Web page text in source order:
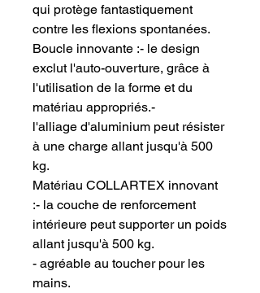
qui protège fantastiquement
contre les flexions spontanées.
Boucle innovante :- le design
exclut l'auto-ouverture, grâce à
l'utilisation de la forme et du
matériau appropriés.-
l'alliage d'aluminium peut résister
à une charge allant jusqu'à 500
kg.
Matériau COLLARTEX innovant
:- la couche de renforcement
intérieure peut supporter un poids
allant jusqu'à 500 kg.
- agréable au toucher pour les
mains.